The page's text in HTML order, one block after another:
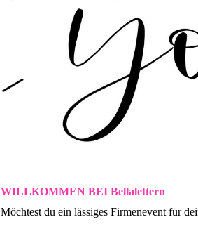
WILLKOMMEN BEI Bellalettern
Möchtest du ein lässiges Firmenevent für